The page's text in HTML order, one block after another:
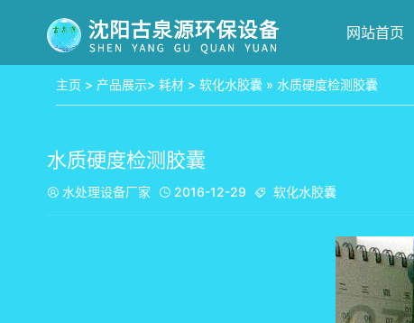
网站首页
主页 > 产品展示> 耗材 > 软化水胶囊 » 水质硬度检测胶囊
水质硬度检测胶囊
 水处理设备厂家  2016-12-29  软化水胶囊